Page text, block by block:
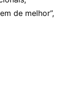
de melhor”,